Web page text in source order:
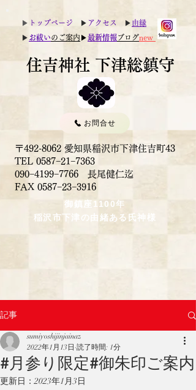
▶︎ トップページ ▶︎ アクセス ▶︎ 由縁
▶︎ お祓いのご案内 ▶︎最新情報ブログnew
住吉神社 下津総鎮守
〒492-8062 愛知県稲沢市下津住吉町43
TEL 0587−21−7363
090−4199−7766 長尾健仁迄
​FAX 0587−23−3916
お問合せ
御鎮座1100年
稲沢市下津の由緒ある氏神様
記事
#月参り限定#御朱印ご案内
sumiyoshijinjainaz
2022年1月13日 読了時間: 1分
更新日：2023年1月3日